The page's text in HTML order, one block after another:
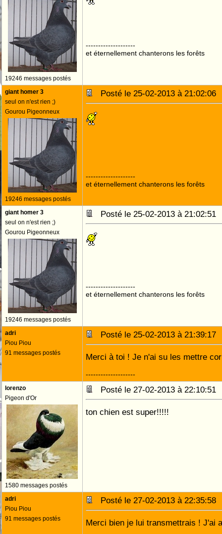
19246 messages postés
--------------------
et éternellement chanterons les forêts
giant homer 3
seul on n'est rien ;)
Gourou Pigeonneux
19246 messages postés
Posté le 25-02-2013 à
--------------------
et éternellement chanterons les forêts
giant homer 3
seul on n'est rien ;)
Gourou Pigeonneux
19246 messages postés
Posté le 25-02-2013 à
--------------------
et éternellement chanterons les forêts
adri
Piou Piou
91 messages postés
Posté le 25-02-2013 à
Merci à toi ! Je n'ai su les mettre
--------------------
lorenzo
Pigeon d'Or
1580 messages postés
Posté le 27-02-2013 à
ton chien est super!!!!!
adri
Piou Piou
91 messages postés
Posté le 27-02-2013 à
Merci bien je lui transmettrais ! J'ai